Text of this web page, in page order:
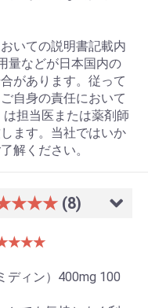
ートへ進む
いての説明書記載内
量などが日本国内の
があります。従って
自身の責任において
担当医または薬剤師
ます。当社ではいか
解ください。
(8)
ディン）400mg 100